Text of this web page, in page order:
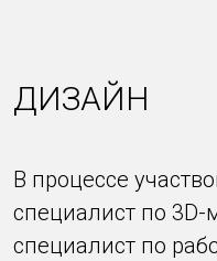
ДИЗАЙН
В процессе
специалист по
специалист по